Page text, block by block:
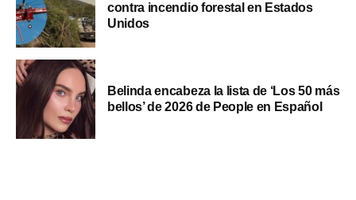
contra incendio forestal en Estados
Unidos
Belinda encabeza la lista de ‘Los 50 más
bellos’ de 2026 de People en Español